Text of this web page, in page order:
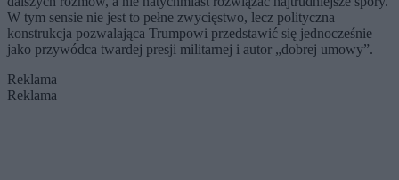
W tym sensie nie jest to pełne zwycięstwo, lecz polityczna
konstrukcja pozwalająca Trumpowi przedstawić się jednocześnie
jako przywódca twardej presji militarnej i autor „dobrej umowy”.
Reklama
Reklama